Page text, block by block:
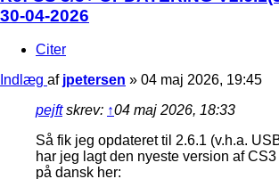
30-04-2026
Citer
Indlæg af jpetersen » 04 maj 2026, 19:45
pejftskrev: ↑04 maj 2026, 18:33
Så fik jeg opdateret til 2.6.1 (v.h.a.
har jeg lagt den nyeste version af
på dansk her: